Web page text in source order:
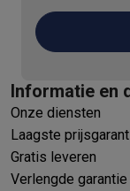
Informatie en
Onze diensten
Laagste
Gratis leveren
Verlengde garantie